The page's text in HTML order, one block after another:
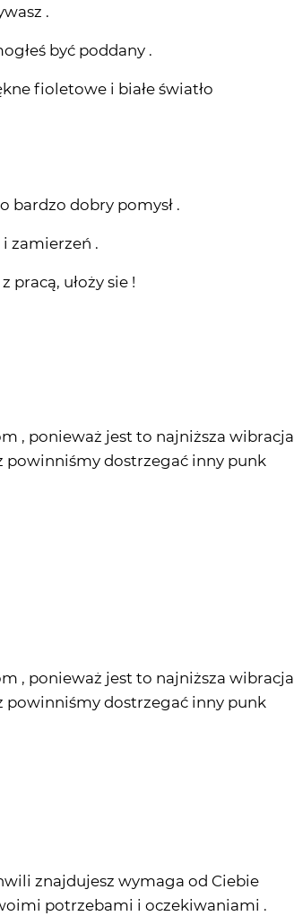
.
być poddany .
fioletowe i białe światło
bardzo dobry pomysł .
zamierzeń .
pracą, ułoży sie !
, ponieważ jest to najniższa wibracja
powinniśmy dostrzegać inny punk
, ponieważ jest to najniższa wibracja
powinniśmy dostrzegać inny punk
znajdujesz wymaga od Ciebie
potrzebami i oczekiwaniami .